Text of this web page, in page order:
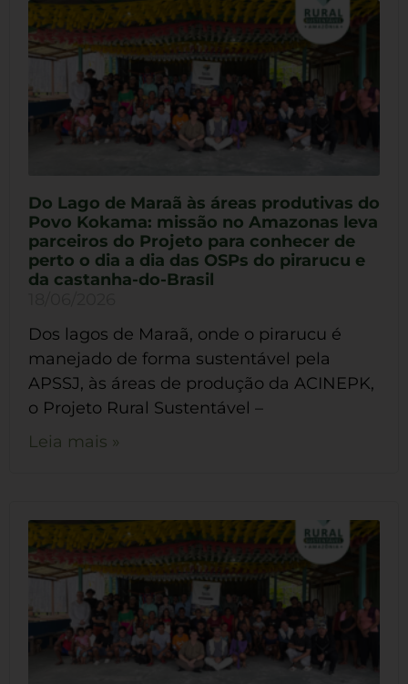
Do Lago de Maraã às áreas produtivas do
Povo Kokama: missão no Amazonas leva
parceiros do Projeto para conhecer de
perto o dia a dia das OSPs do pirarucu e
da castanha-do-Brasil
Dos lagos de Maraã, onde o pirarucu é
manejado de forma sustentável pela
APSSJ, às áreas de produção da ACINEPK,
o Projeto Rural Sustentável –
Leia mais »